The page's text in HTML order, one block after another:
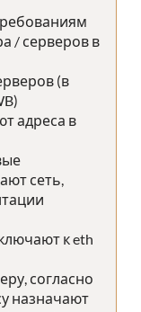
/ серверов в
(в
адреса в
сеть,
к eth
согласно
назначают